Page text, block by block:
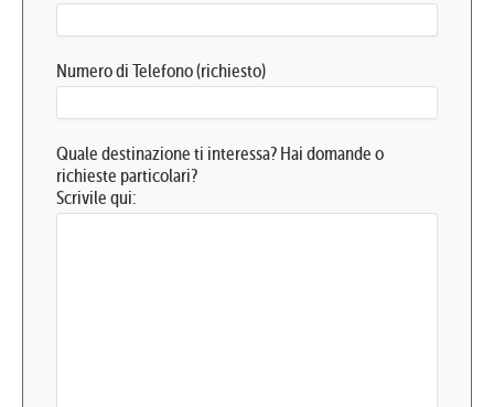
Numero di Telefono (richiesto)
Quale destinazione ti interessa? Hai domande o
richieste particolari?
Scrivile qui: